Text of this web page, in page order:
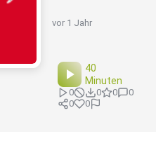
vor 1 Jahr
40
Minuten
0 0 0
0
0
0